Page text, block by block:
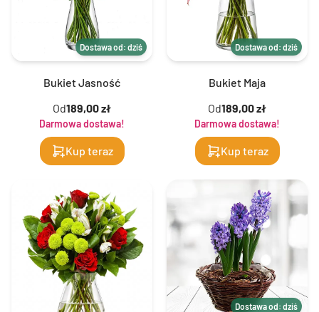
Dostawa od: dziś
Bukiet Jasność
Od189,00 zł
Darmowa dostawa!
Kup teraz
Dostawa od: dziś
Bukiet Maja
Od189,00 zł
Darmowa dostawa!
Kup teraz
Dostawa od: dziś